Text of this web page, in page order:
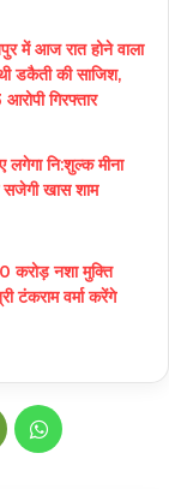
में आज रात होने वाला
डकैती की साजिश,
गिरफ्तार
लगेगा नि:शुल्क मीना
खास शाम
करोड़ नशा मुक्ति
टंकराम वर्मा करेंगे
WhatsApp